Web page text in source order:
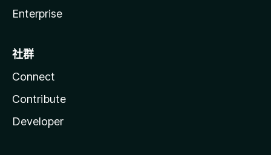
Enterprise
社群
Connect
Contribute
Developer